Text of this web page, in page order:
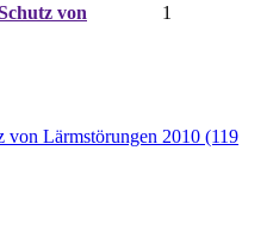
von
1
von Lärmstörungen 2010 (119